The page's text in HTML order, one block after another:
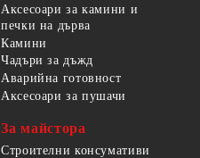
Аксесоари за камини и
печки на дърва
Камини
Чадъри за дъжд
Аварийна готовност
Аксесоари за пушачи
За майстора
Строителни консумативи